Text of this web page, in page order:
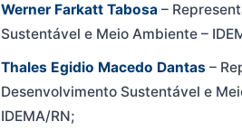
Werner Farkatt Tabosa –
Sustentável e Meio Ambiente –
Thales Egidio Macedo Dantas –
Desenvolvimento Sustentável e
IDEMA/RN;